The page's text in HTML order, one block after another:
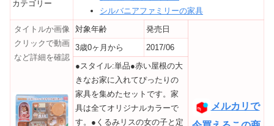
カテゴリー
シルバニアファミリーの家具
タイトルか画像
クリックで動画
など詳細を確認
対象年齢 発売日
メルカリで
3歳0ヶ月から
2017/06
●スタイル:単品●赤い屋根の大
きなお家に入れてぴったりの
家具を集めたセットです。家
具は全てオリジナルカラーで
す。●くるみリスの女の子と定